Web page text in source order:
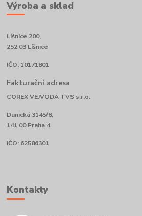
Výroba a sklad
Líšnice 200,
252 03 Líšnice
IČO: 10171801
Fakturační adresa
COREX VEJVODA TVS s.r.o.
Dunická 3145/8,
141 00 Praha 4
IČO: 62586301
Kontakty